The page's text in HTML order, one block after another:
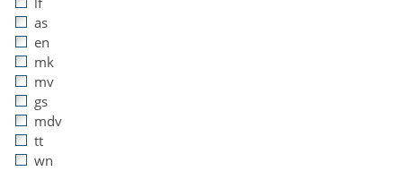
as
en
mk
mv
gs
mdv
tt
wn